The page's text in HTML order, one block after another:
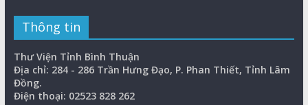
Thông tin
Thư Viện Tỉnh Bình Thuận
Địa chỉ: 284 - 286 Trần Hưng Đạo, P. Phan Thiết, Tỉnh Lâm
Đồng.
Điện thoại: 02523 828 262